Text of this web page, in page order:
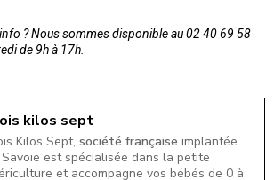
? Nous sommes disponible au 02 40 69 58
de 9h à 17h.
kilos sept
Kilos Sept, société française implantée
est spécialisée dans la petite
et accompagne vos bébés de 0 à